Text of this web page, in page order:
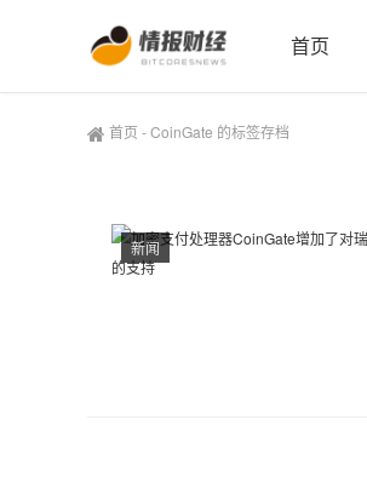
首页
首页 -CoinGate 的标签存档
新闻